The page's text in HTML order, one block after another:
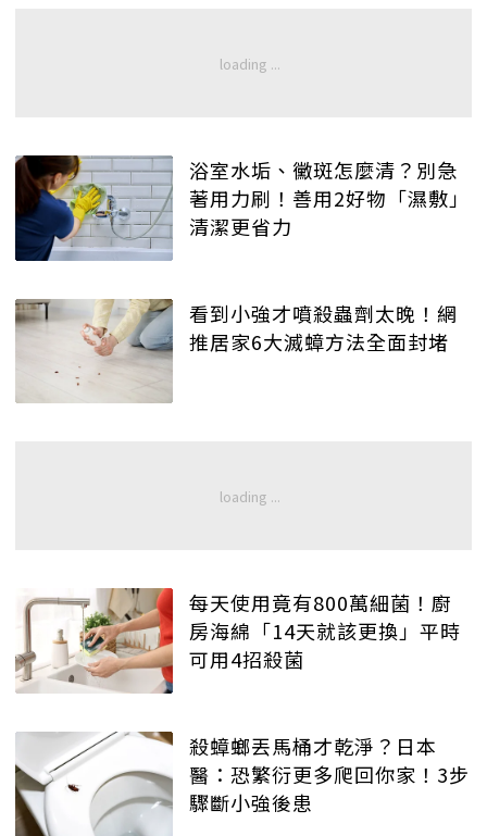
浴室水垢、黴斑怎麼清？別急
著用力刷！善用2好物「濕敷」
清潔更省力
看到小強才噴殺蟲劑太晚！網
推居家6大滅蟑方法全面封堵
每天使用竟有800萬細菌！廚
房海綿「14天就該更換」平時
可用4招殺菌
殺蟑螂丟馬桶才乾淨？日本
醫：恐繁衍更多爬回你家！3步
驟斷小強後患